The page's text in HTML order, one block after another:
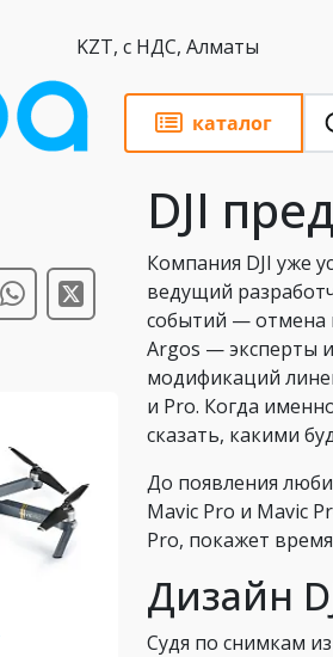
KZT, с НДС, Алматы
каталог
DJI
Компания DJI уже
ведущий
событий — отмена
Argos — эксперты
модификаций
и Pro. Когда
сказать, какими
До появления
Mavic Pro и Mavic
Pro, покажет
Дизайн
Судя по снимкам